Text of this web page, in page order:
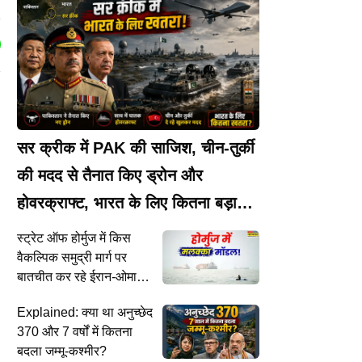
सर क्रीक में PAK की साजिश, चीन-तुर्की
की मदद से तैनात किए ड्रोन और
होवरक्राफ्ट, भारत के लिए कितना बड़ा
खतरा?
स्ट्रेट ऑफ होर्मुज में किस
वैकल्पिक समुद्री मार्ग पर
बातचीत कर रहे ईरान-ओमान,
लागू?
Explained: क्या था अनुच्छेद
370 और 7 वर्षों में कितना
बदला जम्मू-कश्मीर?